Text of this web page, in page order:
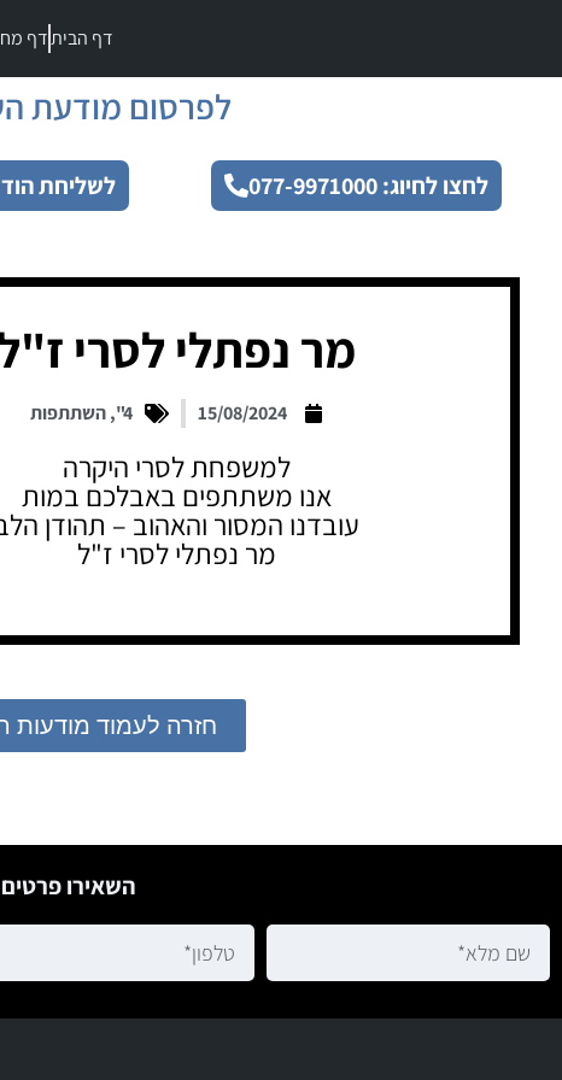
דף הביתדף
לפרסום מודעת
לחצו לחיוג: 077-9971000 לשליחת
מר נפתלי לסרי
15/08/2024
4"
,השתתפות
למשפחת לסרי היקרה
אנו משתתפים באבלכם במות
עובדנו המסור והאהוב – תהודן
מר נפתלי לסרי ז"ל
חזרה לעמוד מודעות
השאירו